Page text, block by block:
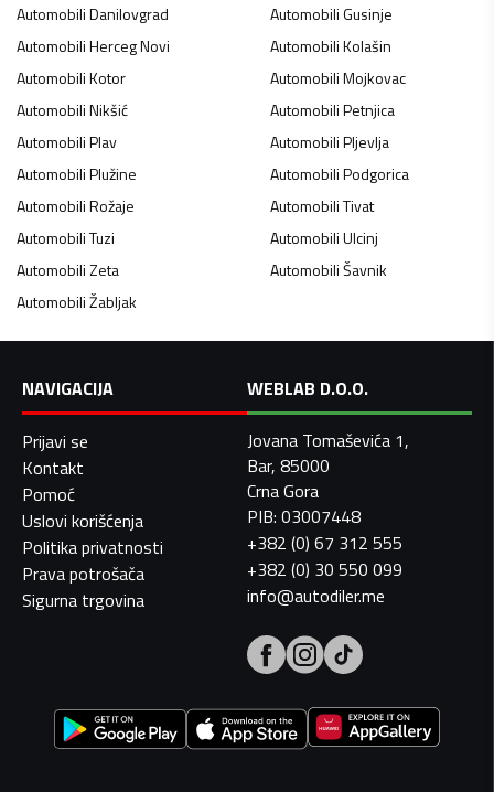
AutomobiliDanilovgrad AutomobiliGusinje
AutomobiliHerceg Novi AutomobiliKolašin
AutomobiliKotor AutomobiliMojkovac
AutomobiliNikšić AutomobiliPetnjica
AutomobiliPlav AutomobiliPljevlja
AutomobiliPlužine AutomobiliPodgorica
AutomobiliRožaje AutomobiliTivat
AutomobiliTuzi AutomobiliUlcinj
AutomobiliZeta AutomobiliŠavnik
AutomobiliŽabljak
NAVIGACIJA
Prijavi se
Kontakt
Pomoć
Uslovi korišćenja
Politika privatnosti
Prava potrošača
Sigurna trgovina
WEBLAB D.O.O.
Jovana Tomaševića 1,
Bar, 85000
Crna Gora
PIB: 03007448
+382 (0) 67 312 555
+382 (0) 30 550 099
info@autodiler.me